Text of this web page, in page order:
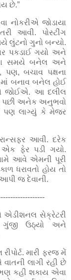
છે.”
નોકરીએ જોડાયા
આવી. પોસ્ટીંગ
લુંટનો ગુનો બન્યો.
પકડાઈ ગયો અને
સમયે બનેલ અને
પણ, બચાવ પક્ષના
બનાવ બનેલ હોઈ
જોઈએ. આ દલીલ
પછી અનેક અનુભવો
પણ લાગ્યું કે મેજર
આવી. દરેક
એક ફેર પડી ગયો.
આવે એમની પૂરી
ધરાવતો હોય તો
જ દેવાની.
એડીશનલ સેક્રેટરી
ગુંજી ઉઠ્યો અને
મારી ફરજ મેં
લાગી રહી છે
કહી શકાય એવા